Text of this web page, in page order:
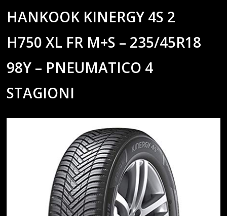
HANKOOK KINERGY 4S 2
H750 XL FR M+S – 235/45R18
98Y – PNEUMATICO 4
STAGIONI